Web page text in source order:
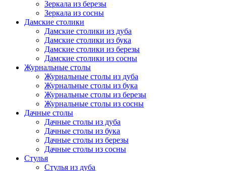
Зеркала из березы
Зеркала из сосны
Дамские столики
Дамские столики из дуба
Дамские столики из бука
Дамские столики из березы
Дамские столики из сосны
Журнальные столы
Журнальные столы из дуба
Журнальные столы из бука
Журнальные столы из березы
Журнальные столы из сосны
Дачные столы
Дачные столы из дуба
Дачные столы из бука
Дачные столы из березы
Дачные столы из сосны
Стулья
Стулья из дуба